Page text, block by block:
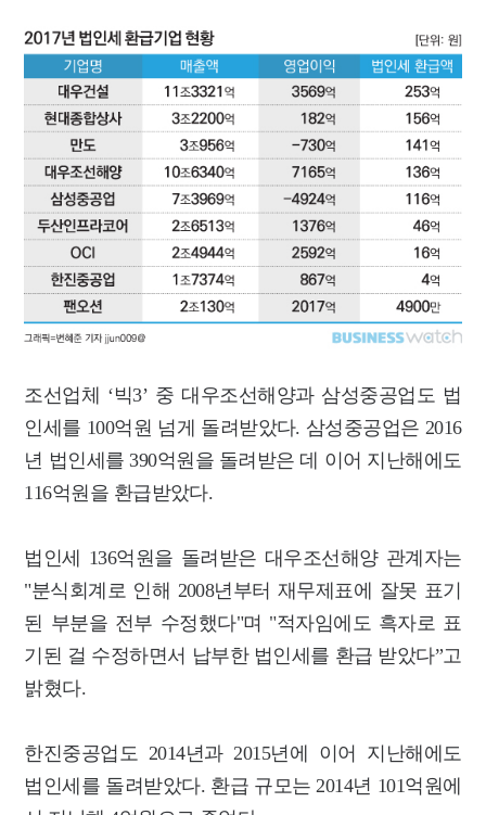
조선업체 ‘빅3’ 중 대우조선해양과 삼성중공업도 법
인세를 100억원 넘게 돌려받았다. 삼성중공업은 2016
년 법인세를 390억원을 돌려받은 데 이어 지난해에도
116억원을 환급받았다.
법인세 136억원을 돌려받은 대우조선해양 관계자는
"분식회계로 인해 2008년부터 재무제표에 잘못 표기
된 부분을 전부 수정했다"며 "적자임에도 흑자로 표
기된 걸 수정하면서 납부한 법인세를 환급 받았다”고
밝혔다.
한진중공업도 2014년과 2015년에 이어 지난해에도
법인세를 돌려받았다. 환급 규모는 2014년 101억원에